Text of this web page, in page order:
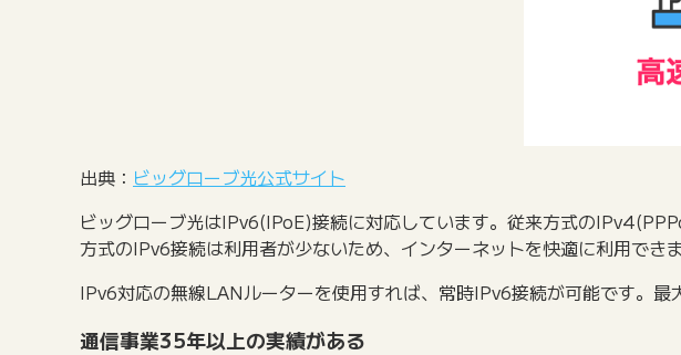
出典： ビッグローブ光公式サイト
ビッグローブ光はIPv6(IPoE)接続に対応しています。従来方式の
方式のIPv6接続は利用者が少ないため、インターネットを快適に利用できま
IPv6対応の無線LANルーターを使用すれば、常時IPv6接続が可能です。
通信事業35年以上の実績がある